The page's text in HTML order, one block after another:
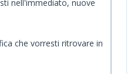
nell'immediato, nuove
che vorresti ritrovare in